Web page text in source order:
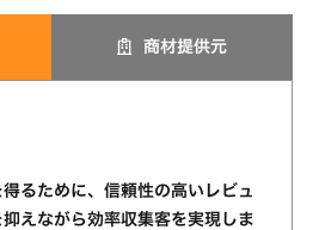
商材提供元
るために、信頼性の高いレビュ
えながら効率収集客を実現しま